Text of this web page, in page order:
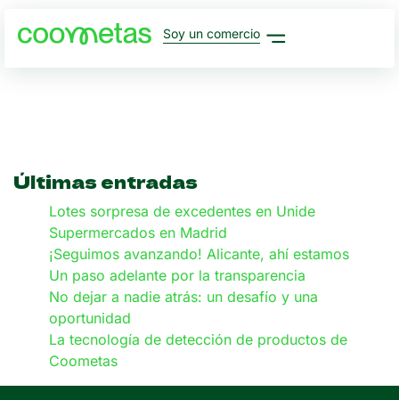
Soy un comercio
Últimas entradas
Lotes sorpresa de excedentes en Unide
Supermercados en Madrid
¡Seguimos avanzando! Alicante, ahí estamos
Un paso adelante por la transparencia
No dejar a nadie atrás: un desafío y una
oportunidad
La tecnología de detección de productos de
Coometas